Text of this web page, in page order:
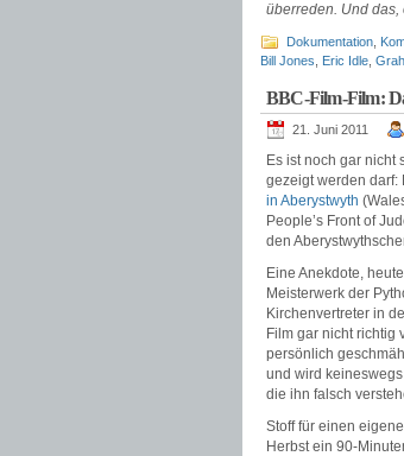
überreden. Und
Dokumentation
Bill Jones
Eric Idle
BBC-Film-Film:
21. Juni 2011
Es ist noch gar nicht
gezeigt werden darf:
in Aberystwyth
People’s Front of
den
Eine Anekdote,
Meisterwerk der
Kirchenvertreter in
Film gar nicht richtig
persönlich
und wird
die ihn falsch
Stoff für einen
Herbst ein 90-